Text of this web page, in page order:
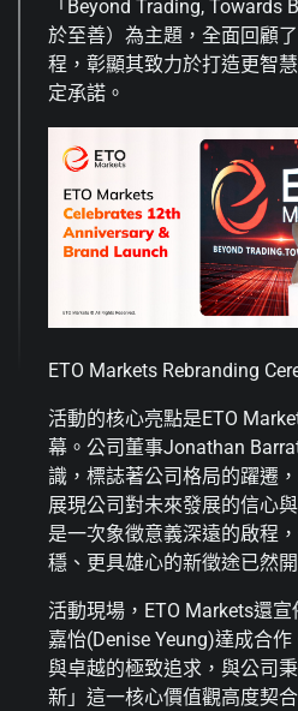
「Beyond Trading, Towards
於至善）為主題，全面回顧
程，彰顯其致力於打造更智
定承諾。
ETO Markets Rebranding
活動的核心亮點是ETO
幕。公司董事Jonathan
識，標誌著公司格局的躍遷
展現公司對未來發展的信心
是一次象徵意義深遠的啟程
穩、更具雄心的新徵途已然開
活動現場，ETO Markets還
嘉怡(Denise Yeung)達成合作
與卓越的極致追求，與公司
新」這一核心價值觀高度契